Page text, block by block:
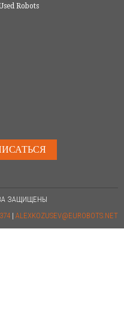
Robots
ЗАЩИЩЕНЫ
| ALEXKOZUSEV@EUROBOTS.NET